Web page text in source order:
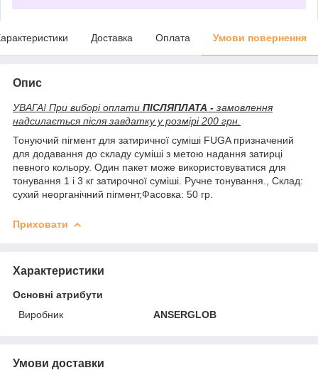
Доставка Оплата Умови повернення
Опис
УВАГА! При виборі оплати ПІСЛЯПЛАТА - замовлення
надсилається після завдатку у розмірі 200 грн.
Тонуючий пігмент для затиричної суміші FUGA призначений
для додавання до складу суміші з метою надання затирці
певного кольору. Один пакет може використовуватися для
тонування 1 і 3 кг затирочної суміші. Ручне тонування., Склад:
сухий неорганічний пігмент,Фасовка: 50 гр.
Приховати
Характеристики
Основні атрибути
Виробник
ANSERGLOB
Умови доставки